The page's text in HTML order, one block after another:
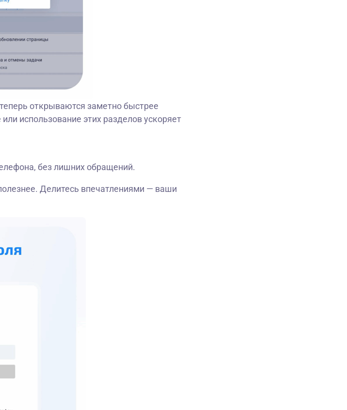
открываются заметно быстрее
использование этих разделов ускоряет
без лишних обращений.
Делитесь впечатлениями — ваши